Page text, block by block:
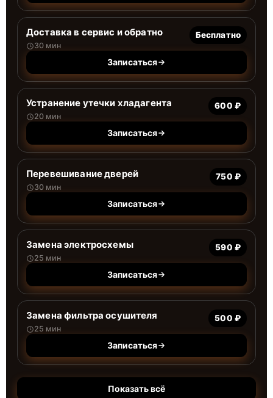
Доставка в сервис и обратно
30 мин
Бесплатно
Записаться
Устранение утечки хладагента
20 мин
600 ₽
Записаться
Перевешивание дверей
30 мин
750 ₽
Записаться
Замена электросхемы
25 мин
590 ₽
Записаться
Замена фильтра осушителя
25 мин
500 ₽
Записаться
Показать всё